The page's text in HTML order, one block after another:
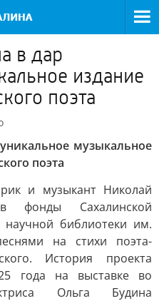
в дар
издание
поэта
музыкальное
поэта
и музыкант Николай
фонды Сахалинской
научной библиотеки им.
на стихи поэта-
История проекта
года на выставке во
Ольга Будина